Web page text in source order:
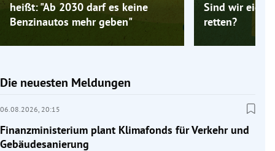
heißt: "Ab 2030 darf es keine
Benzinautos mehr geben"
Sind wir
retten?
Die neuesten Meldungen
06.08.2026, 20:15
Finanzministerium plant Klimafonds für Verkehr und
Gebäudesanierung